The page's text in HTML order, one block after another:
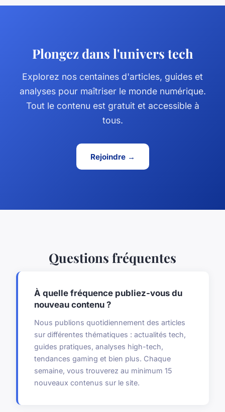
Plongez dans l'univers tech
Explorez nos centaines d'articles, guides et
analyses pour maîtriser le monde numérique.
Tout le contenu est gratuit et accessible à
tous.
Rejoindre →
Questions fréquentes
À quelle fréquence publiez-vous du
nouveau contenu ?
Nous publions quotidiennement des articles
sur différentes thématiques : actualités tech,
guides pratiques, analyses high-tech,
tendances gaming et bien plus. Chaque
semaine, vous trouverez au minimum 15
nouveaux contenus sur le site.